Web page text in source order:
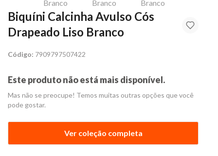
Biquíni Calcinha Avulso Cós
Drapeado Liso Branco
Código: 7909797507422
Este produto não está mais disponível.
Mas não se preocupe! Temos muitas outras opções que você
pode gostar.
Ver coleção completa